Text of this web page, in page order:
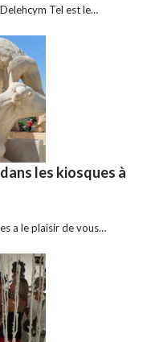
Tel est le…
les kiosques à
a le plaisir de vous…